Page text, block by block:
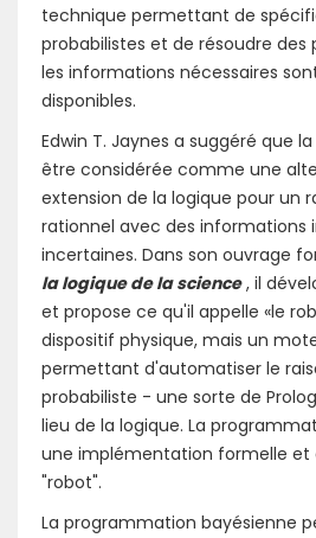
technique permettant de
probabilistes et de résoudre des
les informations nécessaires
disponibles.
Edwin T. Jaynes a suggéré que
être considérée comme une
extension de la logique pour un
rationnel avec des informations
incertaines. Dans son ouvrage
la logique de la science, il
et propose ce qu'il appelle «le
dispositif physique, mais un
permettant d'automatiser le
probabiliste - une sorte de
lieu de la logique. La
une implémentation formelle et
"robot".
La programmation bayésienne